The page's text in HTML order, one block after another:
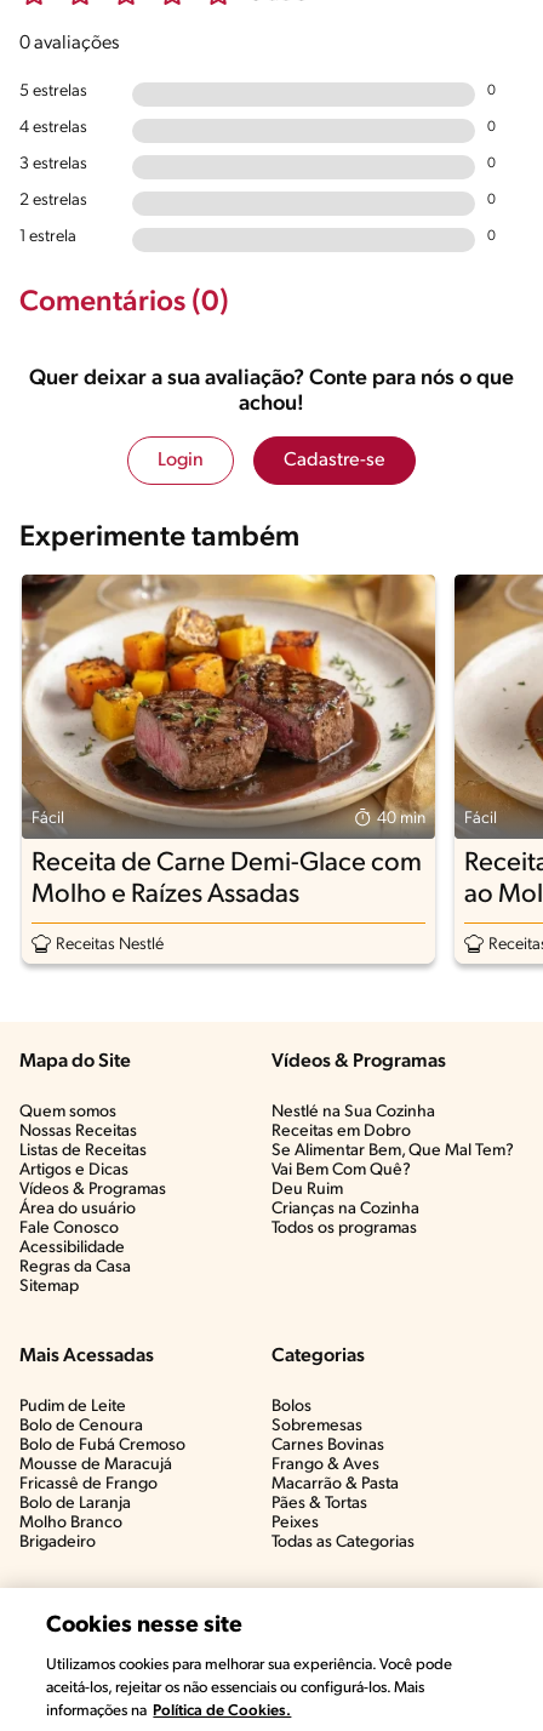
0 avaliações
5 estrelas 0
4 estrelas 0
3 estrelas 0
2 estrelas 0
1 estrela 0
Comentários (0)
Quer deixar a sua avaliação? Conte para nós o que
achou!
Login Cadastre-se
Experimente também
Fácil 40 min
Receita de Carne Demi-Glace com
Molho e Raízes Assadas
Receitas Nestlé
Fácil
ao
Mapa do Site
Quem somos
Nossas Receitas
Listas de Receitas​
Artigos e Dicas​
Vídeos & Programas​
Área do usuário
Fale Conosco
Acessibilidade
Regras da Casa
Sitemap
Vídeos & Programas​
Nestlé na Sua Cozinha
Receitas em Dobro
Se Alimentar Bem, Que Mal Tem?​
Vai Bem Com Quê?​
Deu Ruim​
Crianças na Cozinha​
Todos os programas
Mais Acessadas
Pudim de Leite
Bolo de Cenoura
Bolo de Fubá Cremoso
Mousse de Maracujá
Fricassê de Frango
Bolo de Laranja
Molho Branco
Brigadeiro
Categorias
Bolos
Sobremesas
Carnes Bovinas​
Frango & Aves​
Macarrão & Pasta​
Pães & Tortas​
Peixes
Todas as Categorias
Cookies nesse site
Utilizamos cookies para melhorar sua experiência. Você pode
aceitá-los, rejeitar os não essenciais ou configurá-los. Mais
informações na Política de Cookies.